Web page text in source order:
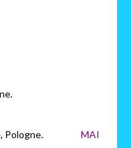
Espagne.
Pologne. MAI